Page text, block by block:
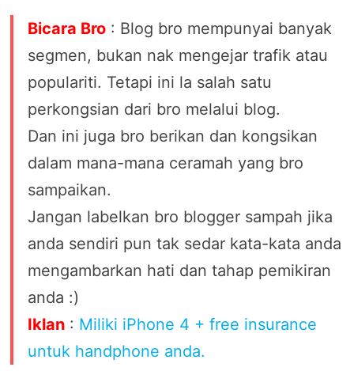
Bicara Bro : Blog bro mempunyai banyak
segmen, bukan nak mengejar trafik atau
populariti. Tetapi ini la salah satu
perkongsian dari bro melalui blog.
Dan ini juga bro berikan dan kongsikan
dalam mana-mana ceramah yang bro
sampaikan.
Jangan labelkan bro blogger sampah jika
anda sendiri pun tak sedar kata-kata anda
mengambarkan hati dan tahap pemikiran
anda :)
Iklan : Miliki iPhone 4 + free insurance
untuk handphone anda.